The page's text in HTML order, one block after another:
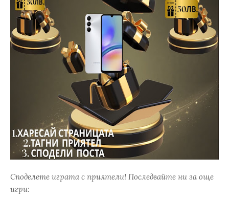
Споделете играта с приятели! Последвайте ни за още
игри: